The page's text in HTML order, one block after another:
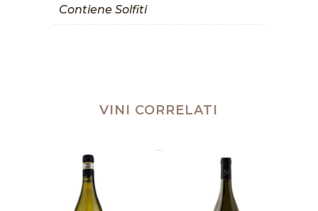
Contiene Solfiti
VINI CORRELATI